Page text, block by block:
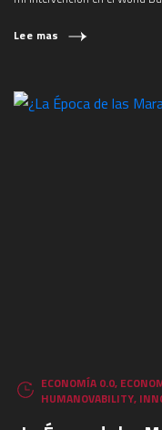
Lee mas
ECONOMÍA 0.0,
HUMANOVABILITY,